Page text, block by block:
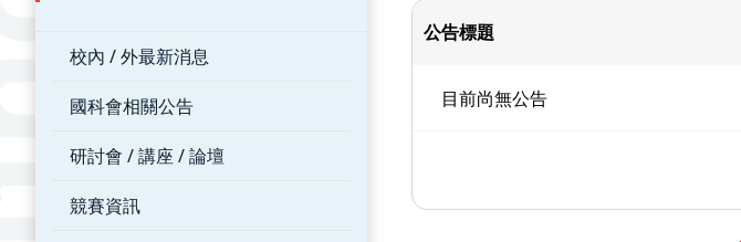
校內 / 外最新消息
國科會相關公告
研討會 / 講座 / 論壇
競賽資訊
公告標題
目前尚無公告